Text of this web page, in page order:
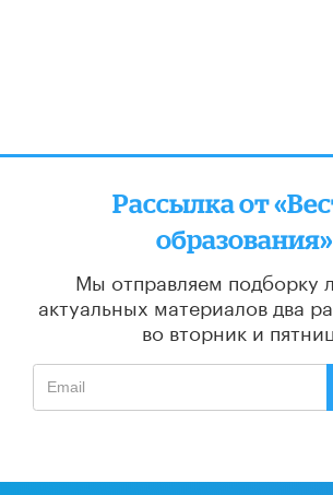
Рассылка от
образования»
Мы отправляем подборку
актуальных материалов два
во вторник и